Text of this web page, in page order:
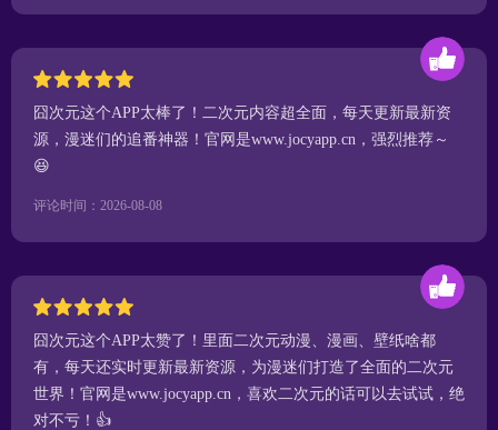
囧次元这个APP太棒了！二次元内容超全面，每天更新最新资
源，漫迷们的追番神器！官网是www.jocyapp.cn，强烈推荐～
😆
评论时间：2026-08-08
囧次元这个APP太赞了！里面二次元动漫、漫画、壁纸啥都
有，每天还实时更新最新资源，为漫迷们打造了全面的二次元
世界！官网是www.jocyapp.cn，喜欢二次元的话可以去试试，绝
对不亏！👍